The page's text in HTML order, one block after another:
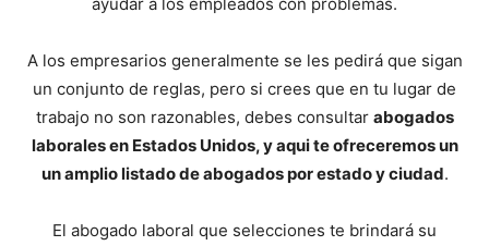
A los empresarios generalmente se les pedirá que sigan
un conjunto de reglas, pero si crees que en tu lugar de
trabajo no son razonables, debes consultar abogados
laborales en Estados Unidos, y aqui te ofreceremos un
un amplio listado de abogados por estado y ciudad.
El abogado laboral que selecciones te brindará su